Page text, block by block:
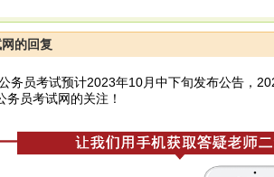
的回复
务员考试预计2023年10月中下旬发布公告，
员考试网的关注！